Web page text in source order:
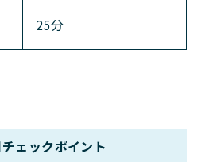
25分
ェックポイント